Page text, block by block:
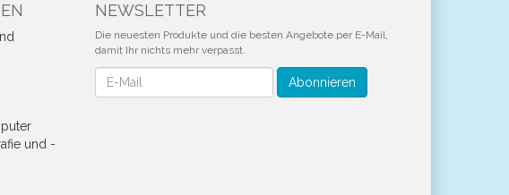
und -
NEWSLETTER
Die neuesten Produkte und die besten Angebote per E-Mail,
damit Ihr nichts mehr verpasst.
Newsletter Abonnieren